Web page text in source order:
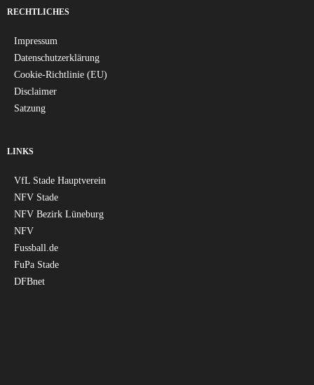
RECHTLICHES
Impressum
Datenschutzerklärung
Cookie-Richtlinie (EU)
Disclaimer
Satzung
LINKS
VfL Stade Hauptverein
NFV Stade
NFV Bezirk Lüneburg
NFV
Fussball.de
FuPa Stade
DFBnet